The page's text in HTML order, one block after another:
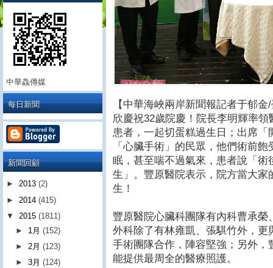
【中華海峽兩岸新聞報記者于郁
欣慶祝32歲院慶！院長李明輝率
患者，一起切蛋糕過生日；出席
「心臟手術」的民眾，他們術前
眠，甚至喘不過氣來，患者說「
生」。豐原醫院表示，院方當大
生！
豐原醫院心臟科團隊有內科曹承
外科除了有林雍凱、張騏竹外，
手術團隊合作，陣容堅強；另外
能提供最周全的醫療照護。
中華鱻傳媒
每日新聞
新聞回顧
► 2013 (2)
► 2014 (415)
▼ 2015 (1811)
► 1月(152)
►2月(123)
►3月(124)